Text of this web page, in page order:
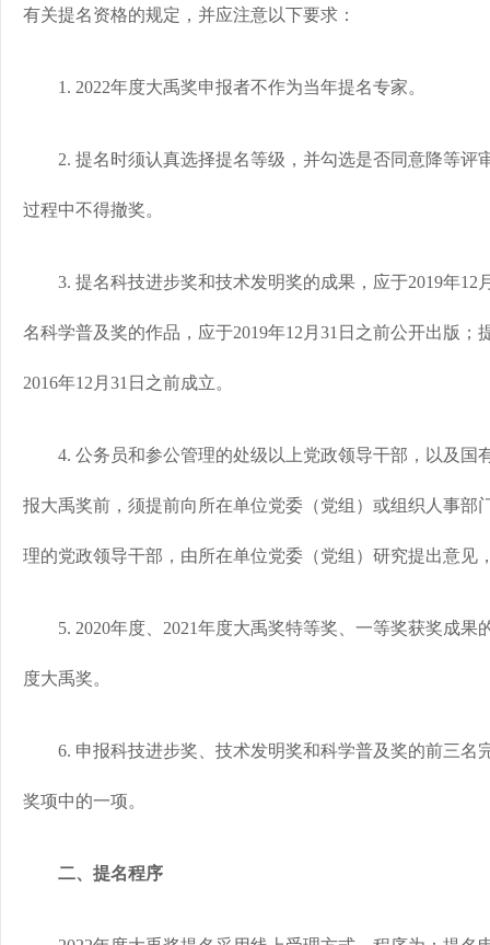
有关提名资格的规定，并应注意以下要求：
1. 2022年度大禹奖申报者不作为当年提名专家。
2. 提名时须认真选择提名等级，并勾选是否同意降等评
过程中不得撤奖。
3. 提名科技进步奖和技术发明奖的成果，应于2019年12
名科学普及奖的作品，应于2019年12月31日之前公开出版；
2016年12月31日之前成立。
4. 公务员和参公管理的处级以上党政领导干部，以及国
报大禹奖前，须提前向所在单位党委（党组）或组织人事部
理的党政领导干部，由所在单位党委（党组）研究提出意见
5. 2020年度、2021年度大禹奖特等奖、一等奖获奖成果
度大禹奖。
6. 申报科技进步奖、技术发明奖和科学普及奖的前三名
奖项中的一项。
二、提名程序